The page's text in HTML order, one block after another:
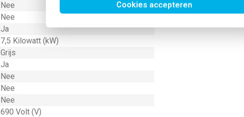
Cookies accepteren
Nee
Nee
Ja
7,5 Kilowatt (kW)
Grijs
Ja
Nee
Nee
Nee
690 Volt (V)